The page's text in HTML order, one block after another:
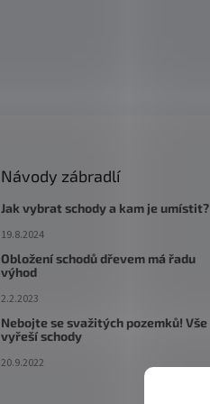
Návody zábradlí
Jak vybrat schody a kam je umístit?
19.8.2024
Obložení schodů dřevem má řadu
výhod
2.2.2023
Nebojte se svažitých pozemků! Vše
vyřeší schody
20.9.2022